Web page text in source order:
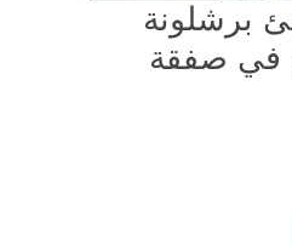
برشلونة
في صفقة